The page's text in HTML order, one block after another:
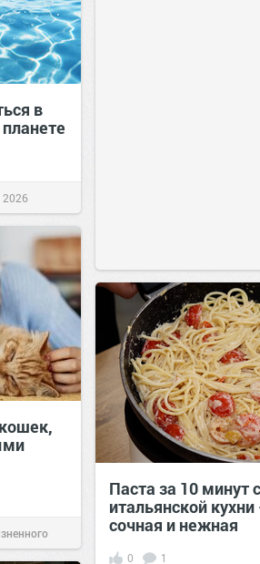
в
2026
Паста за 10 минут
итальянской
сочная и нежная
0 1